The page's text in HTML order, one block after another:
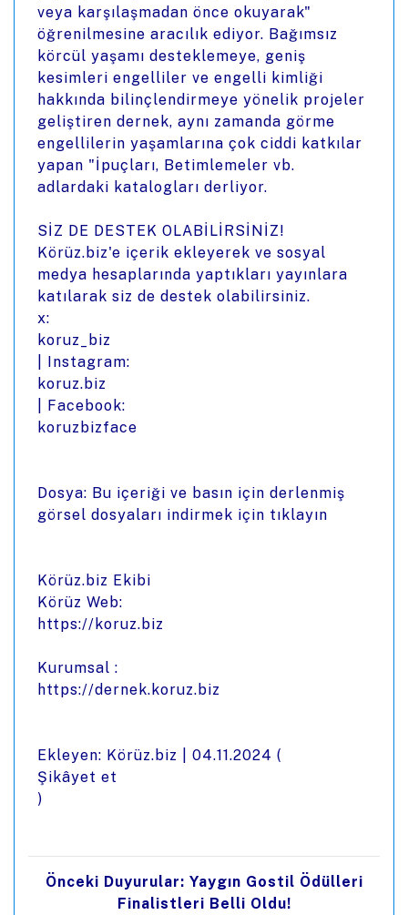
veya karşılaşmadan önce okuyarak"
öğrenilmesine aracılık ediyor. Bağımsız
körcül yaşamı desteklemeye, geniş
kesimleri engelliler ve engelli kimliği
hakkında bilinçlendirmeye yönelik projeler
geliştiren dernek, aynı zamanda görme
engellilerin yaşamlarına çok ciddi katkılar
yapan "İpuçları, Betimlemeler vb.
adlardaki katalogları derliyor.
SİZ DE DESTEK OLABİLİRSİNİZ!
Körüz.biz'e içerik ekleyerek ve sosyal
medya hesaplarında yaptıkları yayınlara
katılarak siz de destek olabilirsiniz.
x:
koruz_biz
| Instagram:
koruz.biz
| Facebook:
koruzbizface
Dosya: Bu içeriği ve basın için derlenmiş
görsel dosyaları indirmek için tıklayın
Körüz.biz Ekibi
Körüz Web:
https://koruz.biz
Kurumsal :
https://dernek.koruz.biz
Ekleyen: Körüz.biz | 04.11.2024 (
Şikâyet et
)
Önceki Duyurular: Yaygın Gostil Ödülleri
Finalistleri Belli Oldu!